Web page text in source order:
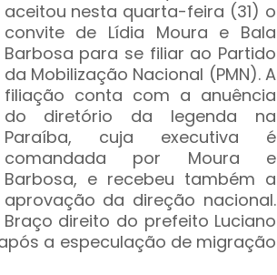
aceitou nesta quarta-feira (31) o
convite de Lídia Moura e Bala
Barbosa para se filiar ao Partido
da Mobilização Nacional (PMN). A
filiação conta com a anuência
do diretório da legenda na
Paraíba, cuja executiva é
comandada por Moura e
Barbosa, e recebeu também a
aprovação da direção nacional.
Braço direito do prefeito Luciano
a especulação de migração